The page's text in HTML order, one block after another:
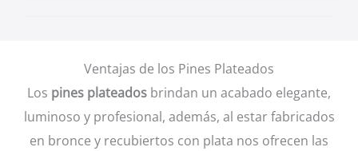
Ventajas de los Pines Plateados
Los pines plateados brindan un acabado elegante,
luminoso y profesional, además, al estar fabricados
en bronce y recubiertos con plata nos ofrecen las